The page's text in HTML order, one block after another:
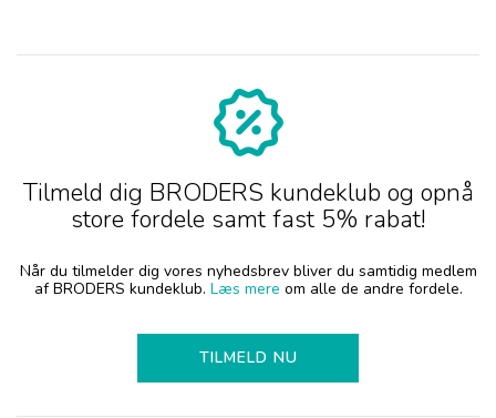
Tilmeld dig BRODERS kundeklub og opnå
store fordele samt fast 5% rabat!
Når du tilmelder dig vores nyhedsbrev bliver du samtidig medlem
af BRODERS kundeklub. Læs mere om alle de andre fordele.
TILMELD NU